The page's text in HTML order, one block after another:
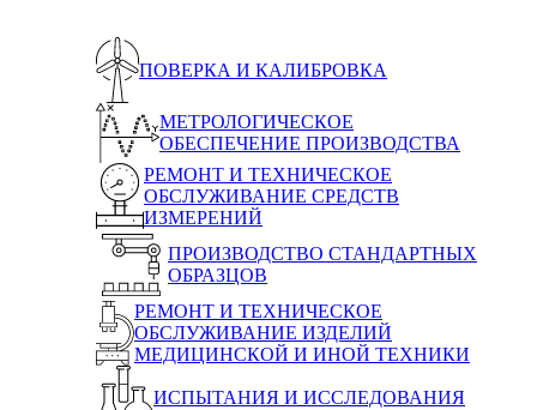
ПОВЕРКА И КАЛИБРОВКА
МЕТРОЛОГИЧЕСКОЕ
ОБЕСПЕЧЕНИЕ ПРОИЗВОДСТВА
РЕМОНТ И ТЕХНИЧЕСКОЕ
ОБСЛУЖИВАНИЕ СРЕДСТВ
ИЗМЕРЕНИЙ
ПРОИЗВОДСТВО СТАНДАРТНЫХ
ОБРАЗЦОВ
РЕМОНТ И ТЕХНИЧЕСКОЕ
ОБСЛУЖИВАНИЕ ИЗДЕЛИЙ
МЕДИЦИНСКОЙ И ИНОЙ ТЕХНИКИ
ИСПЫТАНИЯ И ИССЛЕДОВАНИЯ